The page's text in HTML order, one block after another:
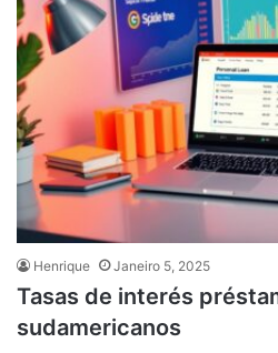
Henrique Janeiro 5, 2025
Tasas de interés
sudamericanos